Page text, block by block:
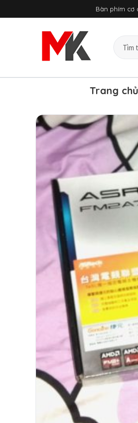
đến
Bàn phím cơ
Tìm
sản
và
bài
Trang chủ